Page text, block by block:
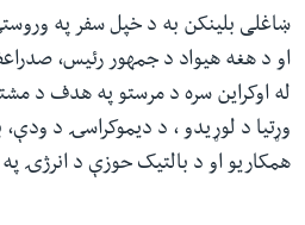
ښاغلی بلینکن به د خپل سفر په
او د هغه هیواد د جمهور رئیس،
له اوکراین سره د مرستو په هدف د
وړتیا د لوړیدو ، د دیموکراسۍ د
همکاریو او د بالتیک حوزې د انرژۍ